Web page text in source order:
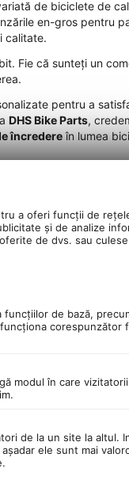
de biciclete de
en-gros pentru
calitate.
Fie că sunteți un
pentru a
DHS Bike Parts,
încredereîn lumea
Bike Parts
a oferi funcții de
și de analize
de dvs. sau
de bază,
corespunzător
modul în care
de la un site la altul.
ele sunt mai